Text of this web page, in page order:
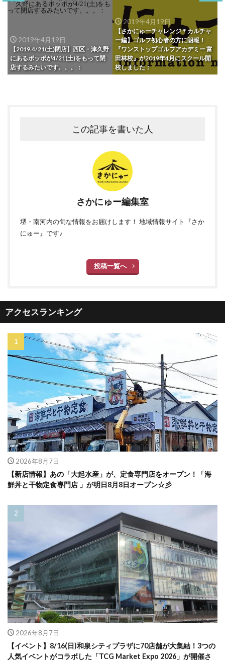
2019年4月19日
【2019.4/21(土)閉店】西区・津久野
にあるポッポが4/21(土)をもって閉
店するみたいです。。。：
2019年4月19日
【さかにゅーチャレンジ＊カルチャ
ー編】ゴルフ初心者の方に朗報！
『ワンストップゴルフアカデミー 富
田林校』が2019年4月にスクール開
校しました：
この記事を書いた人
さかにゅー編集室
堺・南河内の旬な情報をお届けします！ 地域情報サイト『さか
にゅー』です♪
投稿一覧へ
アクセスランキング
2026年8月7日
【新店情報】あの「大起水産」が、定食専門店をオープン！「海
鮮丼と干物定食専門店 」が明日8月8日オープン☆彡
2026年8月7日
【イベント】8/16(日)和泉シティプラザに70店舗が大集結！3つの
人気イベントがコラボした「TCG Market Expo 2026」が開催さ